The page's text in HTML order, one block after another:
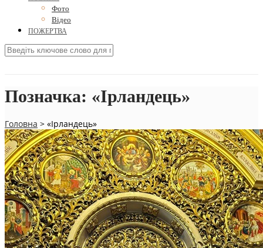
Фото
Відео
ПОЖЕРТВА
Позначка: «Ірландець»
Головна > «Ірландець»